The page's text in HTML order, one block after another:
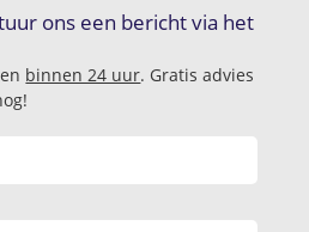
ons een bericht via het
binnen 24 uur. Gratis advies